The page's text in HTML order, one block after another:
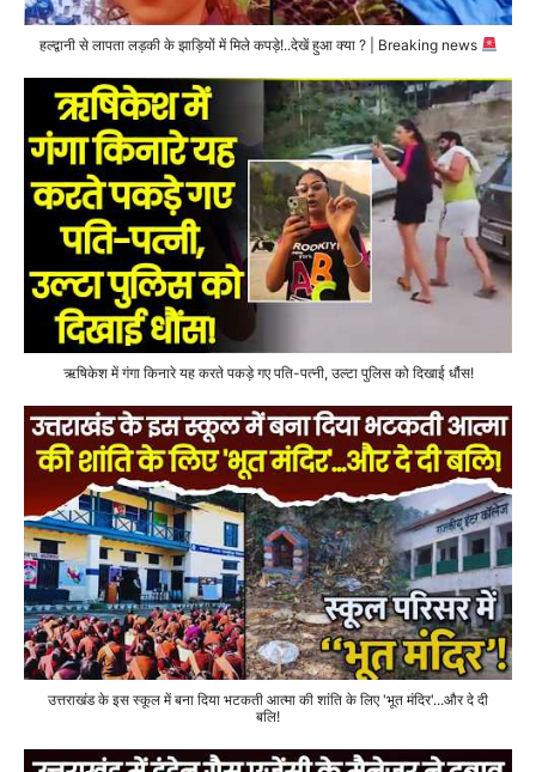
हल्द्वानी से लापता लड़की के झाड़ियों में मिले कपड़े!..देखें हुआ क्या ? | Breaking news
ऋषिकेश में गंगा किनारे यह करते पकड़े गए पति-पत्नी, उल्टा पुलिस को दिखाई धौंस!
उत्तराखंड के इस स्कूल में बना दिया भटकती आत्मा की शांति के लिए 'भूत मंदिर'...और दे दी
बलि!